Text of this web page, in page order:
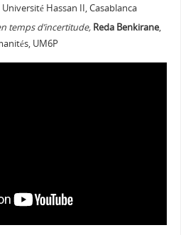
Université Hassan II, Casablanca
temps d’incertitude, Reda Benkirane,
UM6P